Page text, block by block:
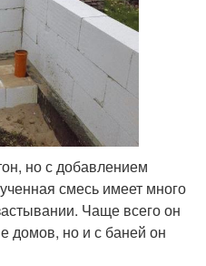
но с добавлением
смесь имеет много
Чаще всего он
домов, но и с баней он